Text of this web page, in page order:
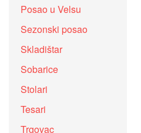
Posao u Velsu
Sezonski posao
Skladištar
Sobarice
Stolari
Tesari
Trgovac